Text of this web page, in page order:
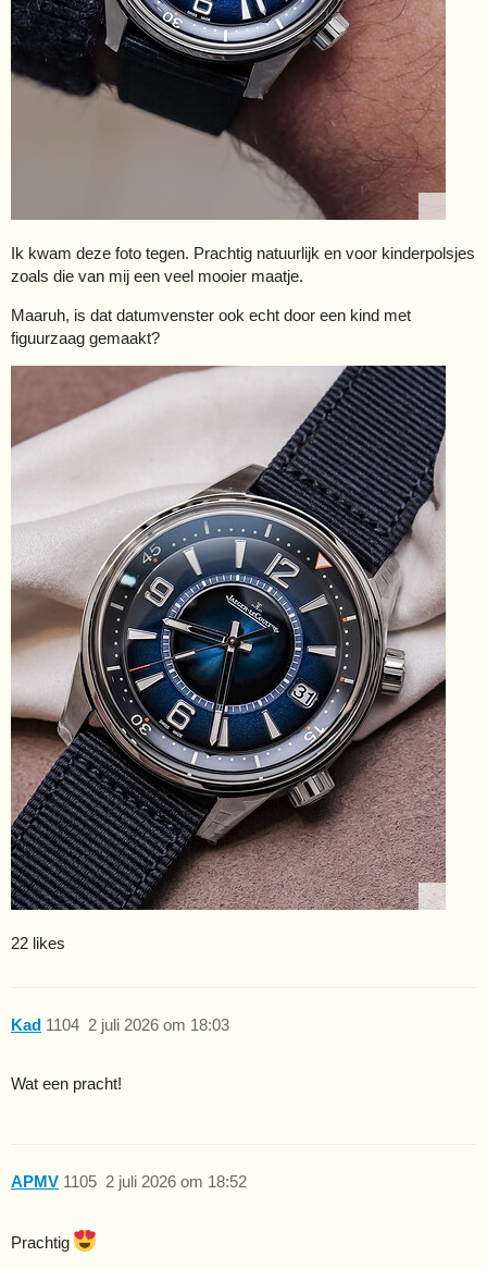
Ik kwam deze foto tegen. Prachtig natuurlijk en voor kinderpolsjes
zoals die van mij een veel mooier maatje.
Maaruh, is dat datumvenster ook echt door een kind met
figuurzaag gemaakt?
22 likes
Kad 2 juli 2026 om 18:03
1104
Wat een pracht!
APMV 2 juli 2026 om 18:52
1105
Prachtig